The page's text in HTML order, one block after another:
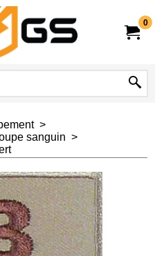
0
>
sanguin >